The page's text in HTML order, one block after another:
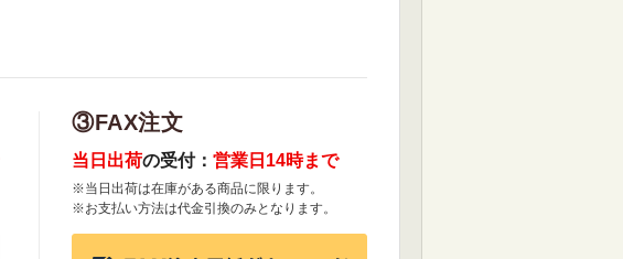
③FAX注文
当日出荷の受付： 営業日14時まで
※当日出荷は在庫がある商品に限ります。
※お支払い方法は代金引換のみとなります。